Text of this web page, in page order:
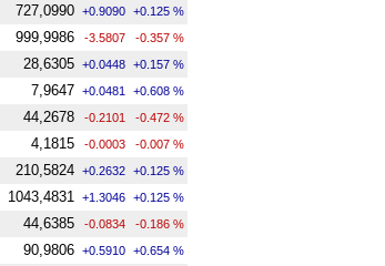
727,0990 +0.9090 +0.125 %
999,9986 -3.5807 -0.357 %
28,6305 +0.0448 +0.157 %
7,9647 +0.0481 +0.608 %
44,2678 -0.2101 -0.472 %
4,1815 -0.0003 -0.007 %
210,5824 +0.2632 +0.125 %
1043,4831 +1.3046 +0.125 %
44,6385 -0.0834 -0.186 %
90,9806 +0.5910 +0.654 %